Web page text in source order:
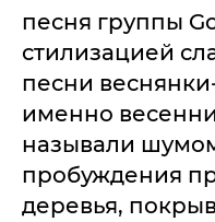
песня группы
стилизацией
песни
именно
называли
пробуждения
деревья,